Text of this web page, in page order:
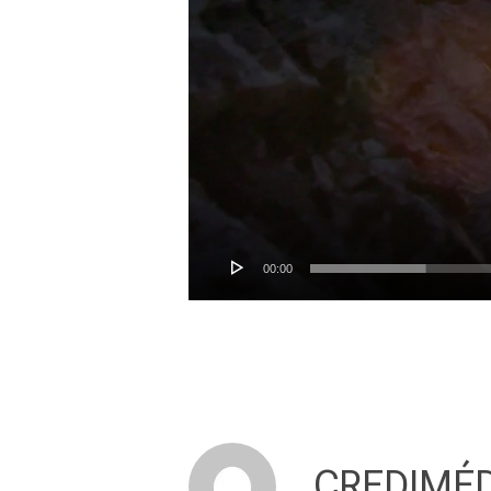
00:00